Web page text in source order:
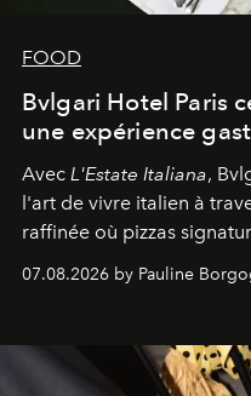
FOOD
Bvlgari Hotel Paris
une expérience
Avec L'Estate Italiana,
l'art de vivre italien à
raffinée où pizzas
07.08.2026 by Pauline